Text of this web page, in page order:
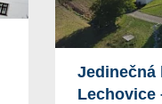
Jedinečná
Lechovice